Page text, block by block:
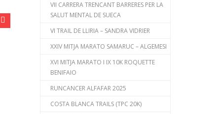
VII CARRERA TRENCANT BARRERES PER LA
SALUT MENTAL DE SUECA
VI TRAIL DE LLIRIA – SANDRA VIDRIER
XXIV MITJA MARATO SAMARUC – ALGEMESI
XVI MITJA MARATO I IX 10K ROQUETTE
BENIFAIO
RUNCANCER ALFAFAR 2025
COSTA BLANCA TRAILS (TPC 20K)